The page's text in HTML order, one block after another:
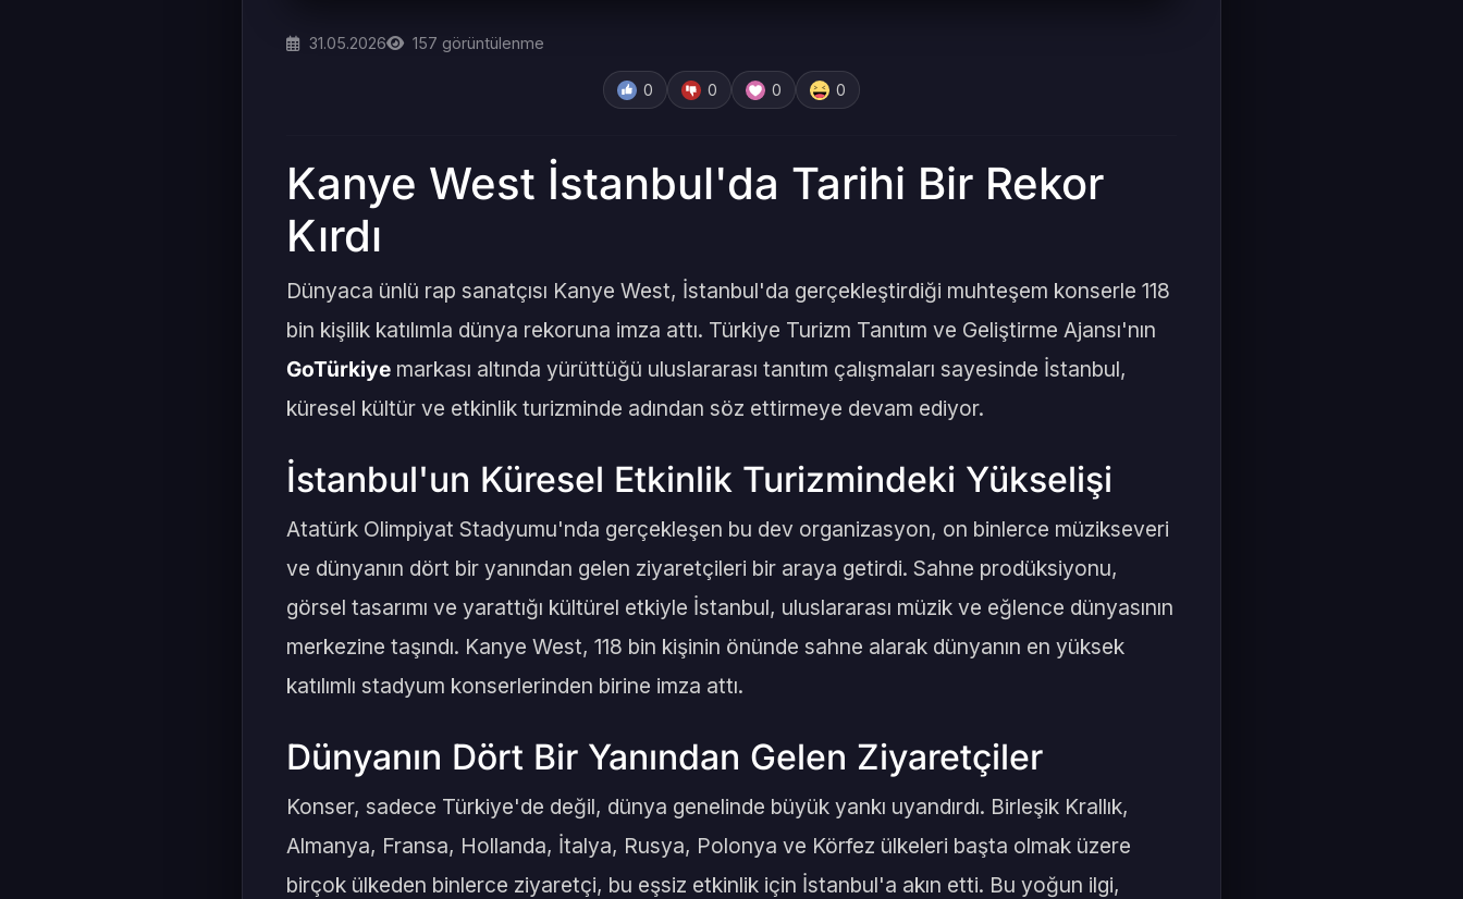
31.05.2026 157 görüntülenme
0 0 0 0
Kanye West İstanbul'da Tarihi Bir Rekor
Kırdı
Dünyaca ünlü rap sanatçısı Kanye West, İstanbul'da gerçekleştirdiği muhteşem konserle 118
bin kişilik katılımla dünya rekoruna imza attı. Türkiye Turizm Tanıtım ve Geliştirme Ajansı'nın
GoTürkiye markası altında yürüttüğü uluslararası tanıtım çalışmaları sayesinde İstanbul,
küresel kültür ve etkinlik turizminde adından söz ettirmeye devam ediyor.
İstanbul'un Küresel Etkinlik Turizmindeki Yükselişi
Atatürk Olimpiyat Stadyumu'nda gerçekleşen bu dev organizasyon, on binlerce müzikseveri
ve dünyanın dört bir yanından gelen ziyaretçileri bir araya getirdi. Sahne prodüksiyonu,
görsel tasarımı ve yarattığı kültürel etkiyle İstanbul, uluslararası müzik ve eğlence dünyasının
merkezine taşındı. Kanye West, 118 bin kişinin önünde sahne alarak dünyanın en yüksek
katılımlı stadyum konserlerinden birine imza attı.
Dünyanın Dört Bir Yanından Gelen Ziyaretçiler
Konser, sadece Türkiye'de değil, dünya genelinde büyük yankı uyandırdı. Birleşik Krallık,
Almanya, Fransa, Hollanda, İtalya, Rusya, Polonya ve Körfez ülkeleri başta olmak üzere
birçok ülkeden binlerce ziyaretçi, bu eşsiz etkinlik için İstanbul'a akın etti. Bu yoğun ilgi,